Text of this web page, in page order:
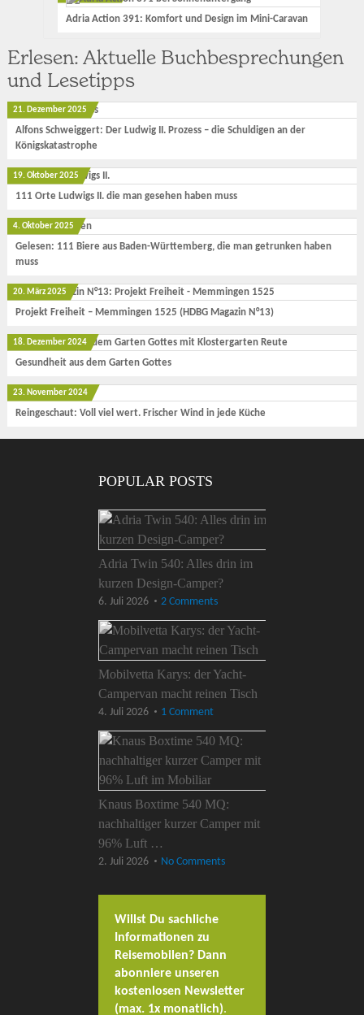
Adria Action 391: Komfort und Design im Mini-Caravan
Erlesen: Aktuelle Buchbesprechungen
und Lesetipps
21. Dezember 2025
Alfons Schweiggert: Der Ludwig II. Prozess – die Schuldigen an der
Königskatastrophe
19. Oktober 2025
111 Orte Ludwigs II. die man gesehen haben muss
4. Oktober 2025
Gelesen: 111 Biere aus Baden-Württemberg, die man getrunken haben
muss
20. März 2025
Projekt Freiheit – Memmingen 1525 (HDBG Magazin N°13)
18. Dezember 2024
Gesundheit aus dem Garten Gottes
23. November 2024
Reingeschaut: Voll viel wert. Frischer Wind in jede Küche
POPULAR POSTS
Adria Twin 540: Alles drin im
kurzen Design-Camper?
6. Juli 2026 2 Comments
Mobilvetta Karys: der Yacht-
Campervan macht reinen Tisch
4. Juli 2026 1 Comment
Knaus Boxtime 540 MQ:
nachhaltiger kurzer Camper mit
96% Luft …
2. Juli 2026 No Comments
Willst Du sachliche
Informationen zu
Reisemobilen? Dann
abonniere unseren
kostenlosen Newsletter
(max. 1x monatlich).